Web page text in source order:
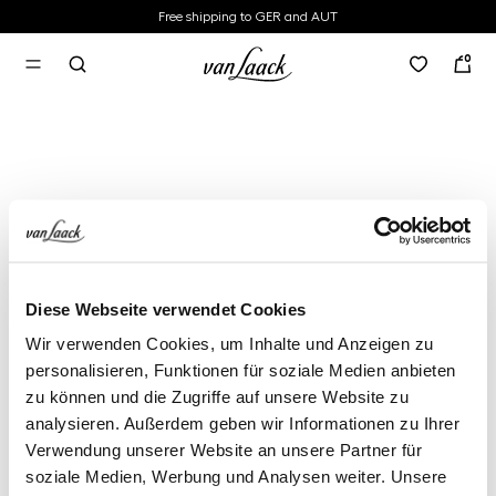
Diese Webseite verwendet Cookies
Wir verwenden Cookies, um Inhalte und Anzeigen zu
personalisieren, Funktionen für soziale Medien anbieten
zu können und die Zugriffe auf unsere Website zu
analysieren. Außerdem geben wir Informationen zu Ihrer
Verwendung unserer Website an unsere Partner für
soziale Medien, Werbung und Analysen weiter. Unsere
Free shipping to GER and AUT
0